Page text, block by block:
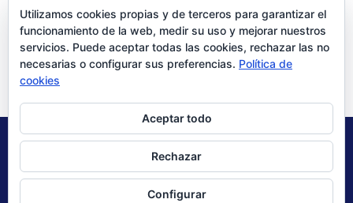
info@glezco.com
© Glezco Asesores y Consultores 2019 | Todos los derechos
Politica de Privacidad
Utilizamos cookies propias y de terceros para garantizar el
funcionamiento de la web, medir su uso y mejorar nuestros
servicios. Puede aceptar todas las cookies, rechazar las no
necesarias o configurar sus preferencias. Política de
cookies
Aceptar todo
Rechazar
Configurar